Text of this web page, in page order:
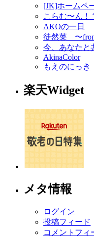
[JK]ホームペ
こらむ〜ん！
AKOの一日
徒然菜 〜
今、あなたと
AkinaColor
もえのにっき
楽天Widget
メタ情報
ログイン
投稿フィード
コメントフィ